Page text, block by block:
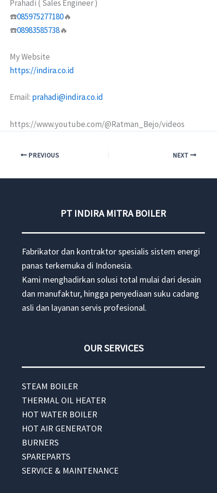
Prahadi ( Sales Engineer )
☎️085975277180🔥
☎️08983585738🔥
My Website
https://indira.co.id
Email: prahadi@indira.co.id
https://www.youtube.com/@Ratman_Bejo/videos
PREVIOUS NEXT
PT INDIRA MITRA BOILER
Fabrikator dan kontraktor spesialis sistem energi
panas terkemuka di Indonesia.
Kami menghadirkan solusi total mulai dari desain
dan manufaktur, hingga penyediaan suku cadang
asli dan layanan servis profesional.
OUR SERVICES
STEAM BOILER
THERMAL OIL HEATER
HOT WATER BOILER
HOT AIR GENERATOR
BURNERS
SPAREPARTS
SERVICE & MAINTENANCE